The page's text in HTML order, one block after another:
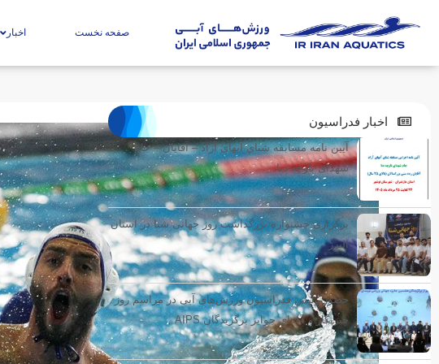
صفحه نخست اخبار
اخبار فدراسیون
آیین نامه مسابقه شنای آبهای آزاد – آقایان – جام
شهدای ناوچه دنا
برگزاری جشنواره بزرگداشت روز جهانی شنا در استان
البرز
حضور رئیس فدراسیون ورزش‌های آبی در مراسم روز
خبرنگار و اهدای جوایز برگزیدگان AIPS